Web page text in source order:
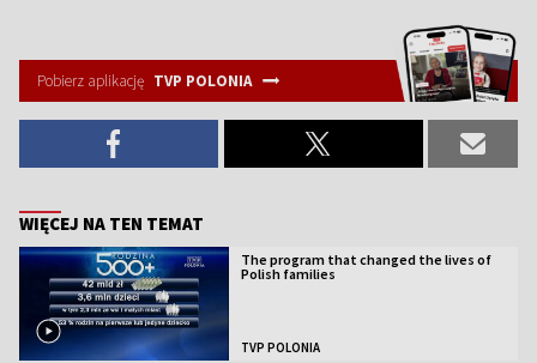
Pobierz aplikację TVP POLONIA
WIĘCEJ NA TEN TEMAT
The program that changed the lives of
Polish families
TVP POLONIA